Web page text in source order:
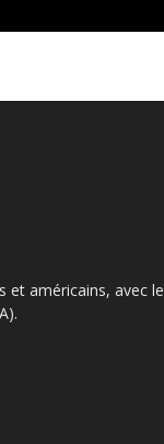
et américains, avec le